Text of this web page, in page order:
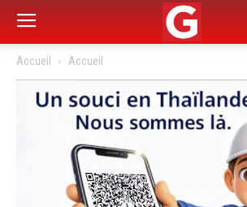
Accueil Accueil